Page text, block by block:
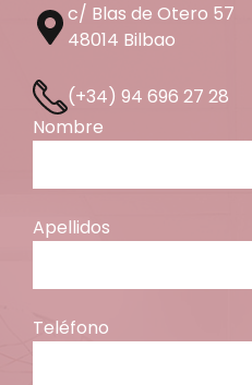
c/ Blas de Otero 57
48014 Bilbao
(+34) 94 696 27 28
Nombre
Apellidos
Teléfono